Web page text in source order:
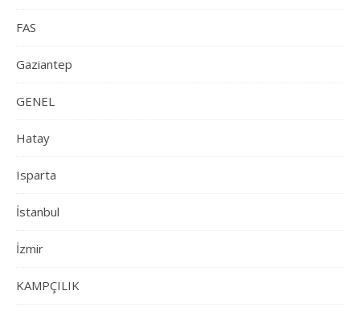
FAS
Gaziantep
GENEL
Hatay
Isparta
İstanbul
İzmir
KAMPÇILIK